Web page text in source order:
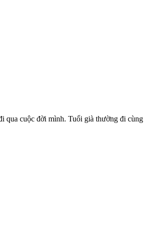
qua cuộc đời mình. Tuổi già thường đi cùng